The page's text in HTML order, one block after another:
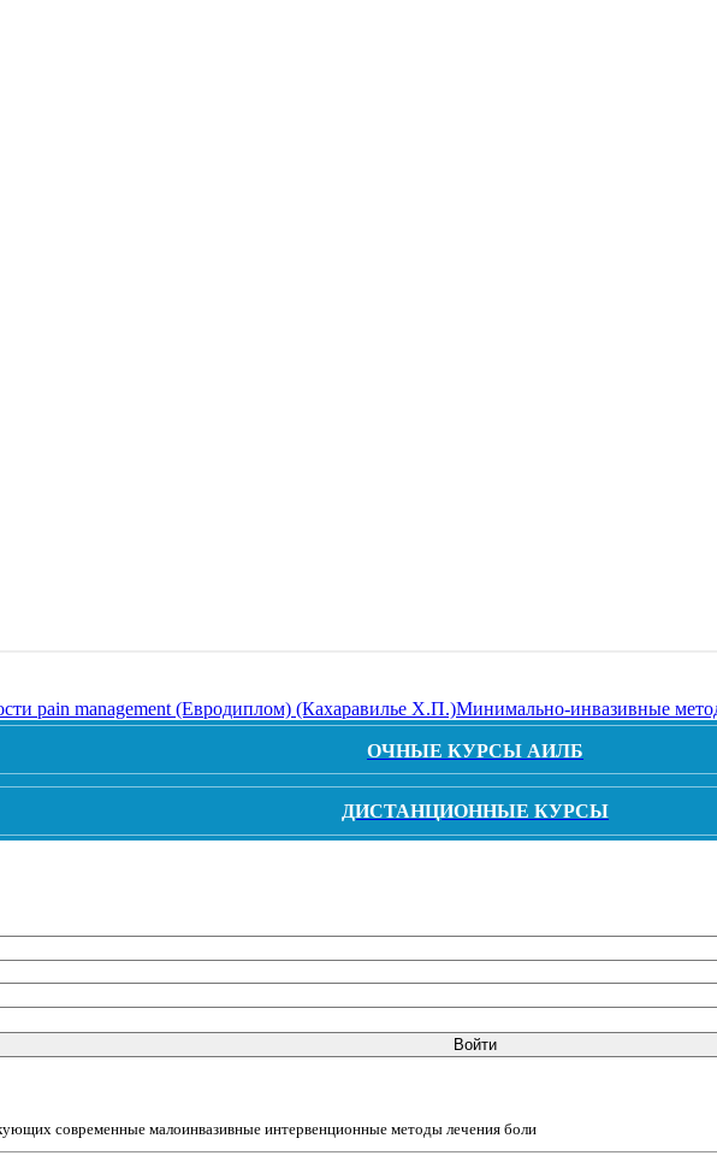
pain management (Евродиплом) (Кахаравилье Х.П.)Минимально-инвазивные
ОЧНЫЕ КУРСЫ АИЛБ
ДИСТАНЦИОННЫЕ КУРСЫ
Войти
современные малоинвазивные интервенционные методы лечения боли